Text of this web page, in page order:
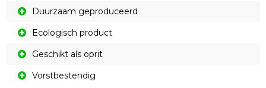
Duurzaam geproduceerd
Ecologisch product
Geschikt als oprit
Vorstbestendig